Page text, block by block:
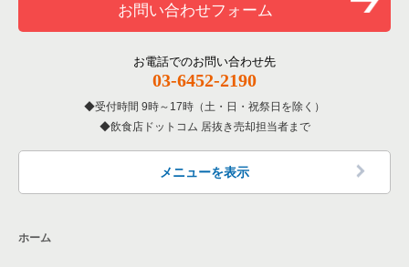
洋食の居抜き売却物件の案件一覧
その他の居抜き売却物件の案件一覧
北区の飲食店の居抜き売却物件の案件一覧
江戸川区の飲食店の居抜き売却物件の案件一覧
墨田区の飲食店の居抜き売却物件の案件一覧
品川区の飲食店の居抜き売却物件の案件一覧
東京23区の居酒屋・ダイニングバーの居抜き売却物件の案件一
東京23区の専門料理の居抜き売却物件の案件一覧
東京23区の和食の居抜き売却物件の案件一覧
東京23区の洋食の居抜き売却物件の案件一覧
千代田区のバーの居抜き売却物件の案件一覧
千代田区の居酒屋・ダイニングバーの居抜き売却物件の案件一
千代田区の和食の居抜き売却物件の案件一覧
千代田区の洋食の居抜き売却物件の案件一覧
お問い合わせフォーム
お電話でのお問い合わせ先
03-6452-2190
受付時間 9時～17時（土・日・祝祭日を除く）
飲食店ドットコム 居抜き売却担当者まで
メニューを表示
ホーム